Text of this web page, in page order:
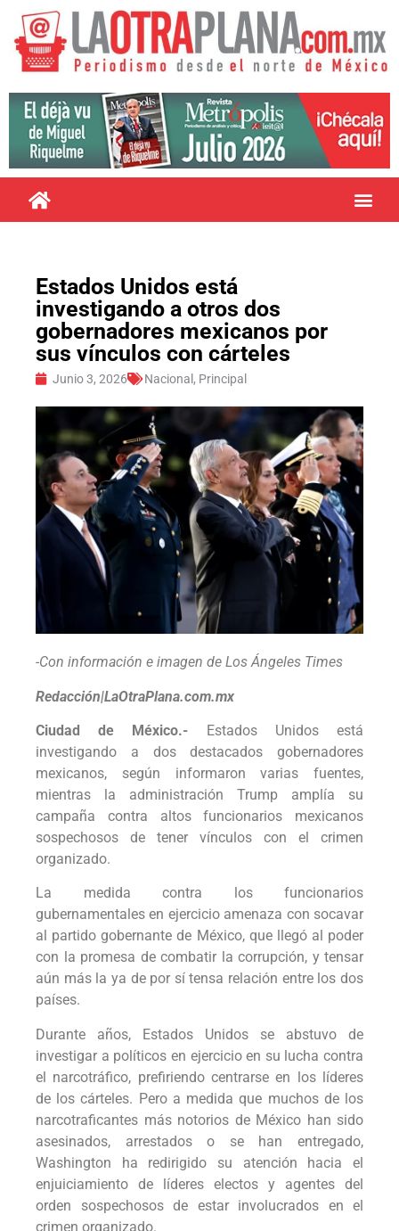
Estados Unidos está
investigando a otros dos
gobernadores mexicanos por
sus vínculos con cárteles
Junio 3, 2026 Nacional , Principal
-Con información e imagen de Los Ángeles Times
Redacción|LaOtraPlana.com.mx
Ciudad de México.- Estados Unidos está
investigando a dos destacados gobernadores
mexicanos, según informaron varias fuentes,
mientras la administración Trump amplía su
campaña contra altos funcionarios mexicanos
sospechosos de tener vínculos con el crimen
organizado.
La medida contra los funcionarios
gubernamentales en ejercicio amenaza con socavar
al partido gobernante de México, que llegó al poder
con la promesa de combatir la corrupción, y tensar
aún más la ya de por sí tensa relación entre los dos
países.
Durante años, Estados Unidos se abstuvo de
investigar a políticos en ejercicio en su lucha contra
el narcotráfico, prefiriendo centrarse en los líderes
de los cárteles. Pero a medida que muchos de los
narcotraficantes más notorios de México han sido
asesinados, arrestados o se han entregado,
Washington ha redirigido su atención hacia el
enjuiciamiento de líderes electos y agentes del
orden sospechosos de estar involucrados en el
crimen organizado.